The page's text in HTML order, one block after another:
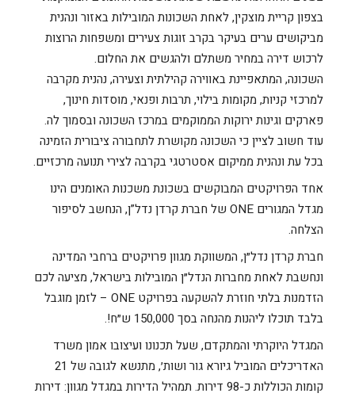
בצפון קריית מוצקין, לאחת השכונות המובילות באזור ונהנית
מביקושים ערים בעיקר בקרב זוגות צעירים ומשפחות הרוצות
לרכוש דירה במחיר משתלם ולהגשים את החלום.
השכונה, המתאפיינת באווירה קהילתית וצעירה, נהנית מקרבה
למרכזי קניות, מקומות בילוי, תרבות ופנאי, מוסדות חינוך,
פארקים וגינות ירוקות הממוקמים במרכז השכונה ובסמוך לה.
עוד חשוב לציין כי השכונה מקושרת לתחבורה ציבורית הזמינה
בכל עת ונהנית ממיקום אסטרטגי בקרבה לצירי תנועה מרכזיים.
אחד הפרויקטים המבוקשים בשכונת משכנות האומנים הינו
מגדל המגורים ONE של חברת קרדן נדל”ן, הנחשב לסיפור
הצלחה.
חברת קרדן נדל״ן, המשווקת מגוון פרויקטים ברחבי המדינה
ונחשבת לאחת מחברות הנדל״ן המובילות בישראל, מציעה לכם
הזדמנות בלתי חוזרת להשקעה בפרויקט ONE – לזמן מוגבל
בלבד תוכלו ליהנות מהנחה בסך 150,000 ש״ח!.
המגדל היוקרתי והמתקדם, שעל תכנונו ועיצובו אמון משרד
האדריכלים המוביל גיורא גור ושות׳, מתנשא לגובה של 21
קומות הכוללות כ-98 דירות. תמהיל הדירות במגדל מגוון: דירות